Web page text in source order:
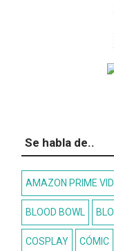
BLOOD BOWL
COSPLAY CÓMIC
DISNEY DISNEY
FANHUNTER